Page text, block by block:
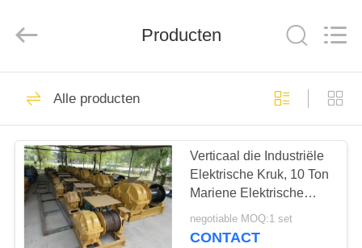
HUIS
PRODUCTEN
ONGEVEER
ONS
Ltd..
overhead reizen
kraan
Producten
Alle producten
Verticaal die Industriële
Elektrische Kruk, 10 Ton
Mariene Elektrische
Kruk opheffen
negotiable MOQ:1 set
CONTACT